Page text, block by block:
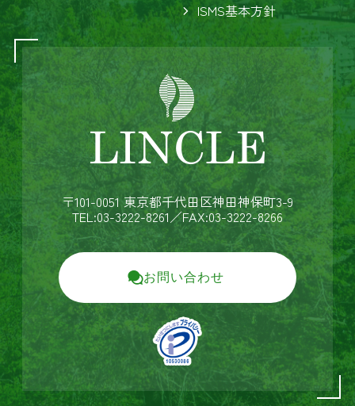
ISMS基本方針
〒101-0051 東京都千代田区神田神保町3-9
TEL:03-3222-8261／FAX:03-3222-8266
お問い合わせ